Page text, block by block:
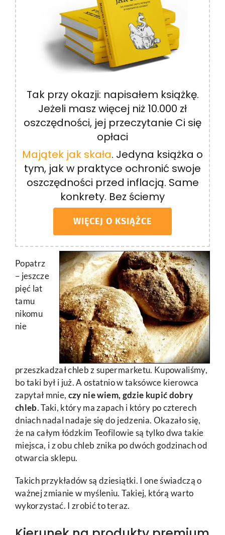
Tak przy okazji: napisałem książkę.
Jeżeli masz więcej niż 10.000 zł
oszczędności, jej przeczytanie Ci się
opłaci
Majątek jak skała. Jedyna książka o
tym, jak w praktyce ochronić swoje
oszczędności przed inflacją. Same
konkrety. Bez ściemy
WIĘCEJ O KSIĄŻCE
Popatrz
– jeszcze
pięć lat
tamu
nikomu
nie
przeszkadzał chleb z supermarketu. Kupowaliśmy,
bo taki był i już. A ostatnio w taksówce kierowca
zapytał mnie, czy nie wiem, gdzie kupić dobry
chleb. Taki, który ma zapach i który po czterech
dniach nadal nadaje się do jedzenia. Okazało się,
że na całym łódzkim Teofilowie są tylko dwa takie
miejsca, i z obu chleb znika po dwóch godzinach od
otwarcia sklepu.
Takich przykładów są dziesiątki. I one świadczą o
ważnej zmianie w myśleniu. Takiej, którą warto
wykorzystać. I zrobić to teraz.